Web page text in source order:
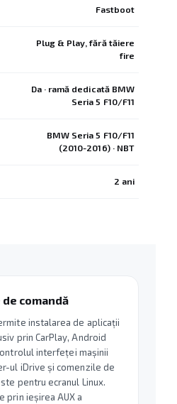
Fastboot
Plug & Play, fără tăiere
fire
Da · ramă dedicată BMW
Seria 5 F10/F11
BMW Seria 5 F10/F11
(2010-2016) · NBT
2 ani
comandă
instalarea de aplicații
prin CarPlay, Android
interfeței mașinii
ul iDrive și comenzile de
pentru ecranul Linux.
prin ieșirea AUX a